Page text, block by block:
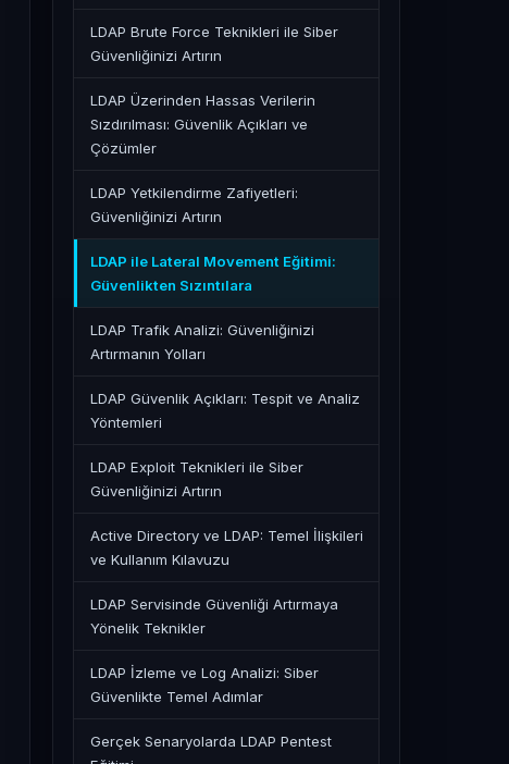
LDAP Brute Force Teknikleri ile Siber
Güvenliğinizi Artırın
LDAP Üzerinden Hassas Verilerin
Sızdırılması: Güvenlik Açıkları ve
Çözümler
LDAP Yetkilendirme Zafiyetleri:
Güvenliğinizi Artırın
LDAP ile Lateral Movement Eğitimi:
Güvenlikten Sızıntılara
LDAP Trafik Analizi: Güvenliğinizi
Artırmanın Yolları
LDAP Güvenlik Açıkları: Tespit ve Analiz
Yöntemleri
LDAP Exploit Teknikleri ile Siber
Güvenliğinizi Artırın
Active Directory ve LDAP: Temel İlişkileri
ve Kullanım Kılavuzu
LDAP Servisinde Güvenliği Artırmaya
Yönelik Teknikler
LDAP İzleme ve Log Analizi: Siber
Güvenlikte Temel Adımlar
Gerçek Senaryolarda LDAP Pentest